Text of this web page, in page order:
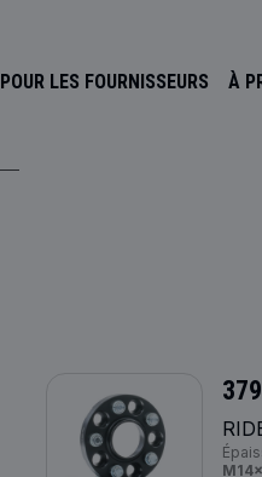
POUR LES FOURNISSEURS À